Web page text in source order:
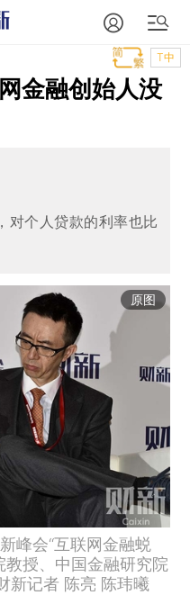
T中
金融创始人没
对个人贷款的利率也比
原图
峰会“互联网金融蜕
教授、中国金融研究院
新记者 陈亮 陈玮曦